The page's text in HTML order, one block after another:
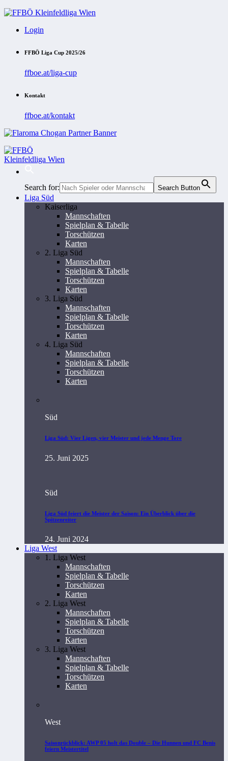
Login
FFBÖ Liga Cup 2025/26
ffboe.at/liga-cup
Kontakt
ffboe.at/kontakt
Search for: Search Button
Liga Süd
Kaiserliga
Mannschaften
Spielplan & Tabelle
Torschützen
Karten
2. Liga Süd
Mannschaften
Spielplan & Tabelle
Torschützen
Karten
3. Liga Süd
Mannschaften
Spielplan & Tabelle
Torschützen
Karten
4. Liga Süd
Mannschaften
Spielplan & Tabelle
Torschützen
Karten
Süd
Liga Süd: Vier Ligen, vier Meister und jede Menge Tore
25. Juni 2025
Süd
Liga Süd feiert die Meister der Saison: Ein Überblick über die
Spitzenreiter
24. Juni 2024
Liga West
1. Liga West
Mannschaften
Spielplan & Tabelle
Torschützen
Karten
2. Liga West
Mannschaften
Spielplan & Tabelle
Torschützen
Karten
3. Liga West
Mannschaften
Spielplan & Tabelle
Torschützen
Karten
West
Saisonrückblick: AWP 05 holt das Double – Die Hunnen und FC Benis
feiern Meistertitel